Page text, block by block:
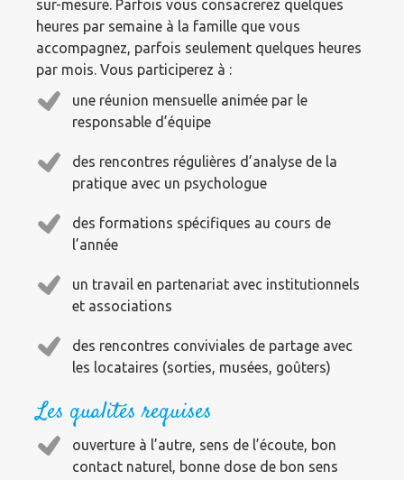
sur-mesure. Parfois vous consacrerez quelques
heures par semaine à la famille que vous
accompagnez, parfois seulement quelques heures
par mois. Vous participerez à :
une réunion mensuelle animée par le
responsable d’équipe
des rencontres régulières d’analyse de la
pratique avec un psychologue
des formations spécifiques au cours de
l’année
un travail en partenariat avec institutionnels
et associations
des rencontres conviviales de partage avec
les locataires (sorties, musées, goûters)
Les qualités requises
ouverture à l’autre, sens de l’écoute, bon
contact naturel, bonne dose de bon sens